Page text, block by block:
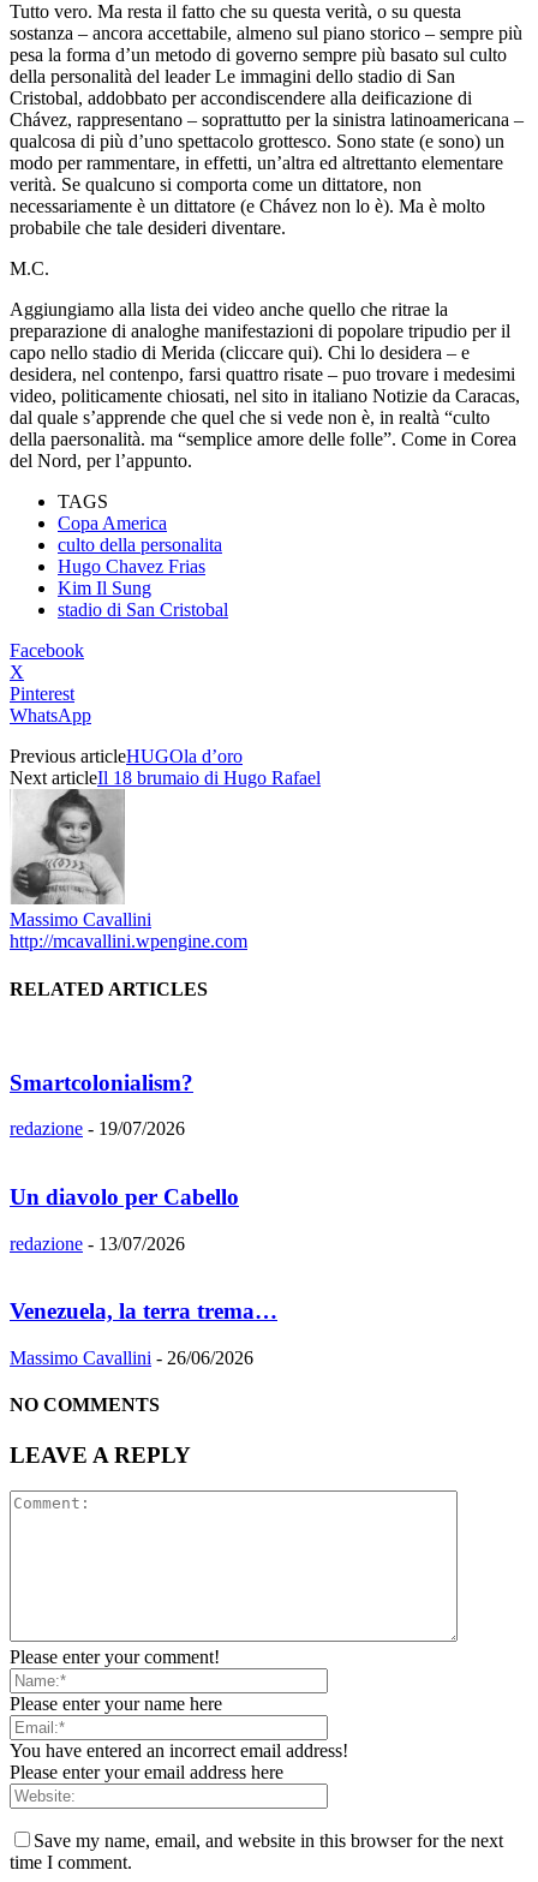
Tutto vero. Ma resta il fatto che su questa verità, o su questa
sostanza – ancora accettabile, almeno sul piano storico – sempre più
pesa la forma d’un metodo di governo sempre più basato sul culto
della personalità del leader Le immagini dello stadio di San
Cristobal, addobbato per accondiscendere alla deificazione di
Chávez, rappresentano – soprattutto per la sinistra latinoamericana –
qualcosa di più d’uno spettacolo grottesco. Sono state (e sono) un
modo per rammentare, in effetti, un’altra ed altrettanto elementare
verità. Se qualcuno si comporta come un dittatore, non
necessariamente è un dittatore (e Chávez non lo è). Ma è molto
probabile che tale desideri diventare.
M.C.
Aggiungiamo alla lista dei video anche quello che ritrae la
preparazione di analoghe manifestazioni di popolare tripudio per il
capo nello stadio di Merida (cliccare qui). Chi lo desidera – e
desidera, nel contenpo, farsi quattro risate – puo trovare i medesimi
video, politicamente chiosati, nel sito in italiano Notizie da Caracas,
dal quale s’apprende che quel che si vede non è, in realtà “culto
della paersonalità. ma “semplice amore delle folle”. Come in Corea
del Nord, per l’appunto.
TAGS
Copa America
culto della personalita
Hugo Chavez Frias
Kim Il Sung
stadio di San Cristobal
Facebook
X
Pinterest
WhatsApp
Previous articleHUGOla d’oro
Next articleIl 18 brumaio di Hugo Rafael
Massimo Cavallini
http://mcavallini.wpengine.com
RELATED ARTICLES
Smartcolonialism?
redazione - 19/07/2026
Un diavolo per Cabello
redazione - 13/07/2026
Venezuela, la terra trema…
Massimo Cavallini - 26/06/2026
NO COMMENTS
LEAVE A REPLY
Please enter your comment!
Please enter your name here
You have entered an incorrect email address!
Please enter your email address here
Save my name, email, and website in this browser for the next
time I comment.